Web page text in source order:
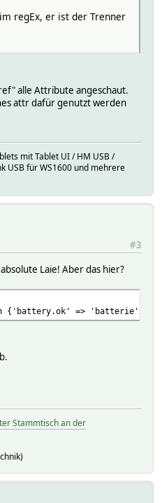
regEx, er ist der Trenner
alle Attribute angeschaut.
attr dafür genutzt werden
mit Tablet UI / HM USB /
USB für WS1600 und mehrere
#3
Laie! Aber das hier?
{'battery.ok' => 'batterie',
Stammtisch an der